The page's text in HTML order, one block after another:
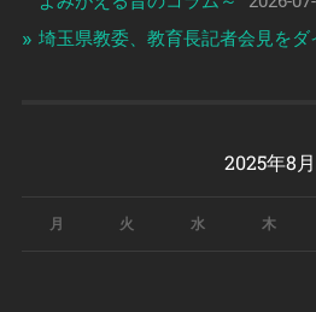
埼玉県教委、教育長記者会見をダ
2025年8月
月 火 水 木